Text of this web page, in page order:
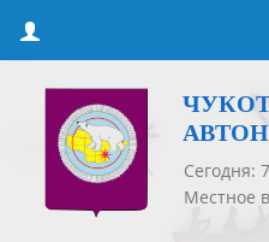
Сегодня:
Местное